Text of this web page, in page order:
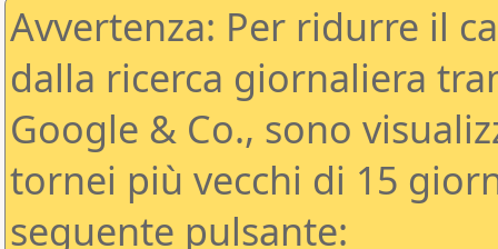
Avvertenza: Per ridurre il
dalla ricerca giornaliera
Google & Co., sono
tornei più vecchi di 15
seguente pulsante: